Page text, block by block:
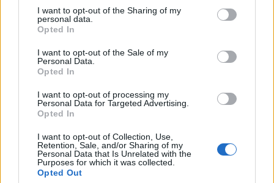
I want to opt-out of the Sharing of my
personal data.
Opted In
I want to opt-out of the Sale of my
Personal Data.
Opted In
I want to opt-out of processing my
Personal Data for Targeted Advertising.
Opted In
I want to opt-out of Collection, Use,
Retention, Sale, and/or Sharing of my
Personal Data that Is Unrelated with the
Purposes for which it was collected.
Opted Out
Carro em inglês:
A
R
O Campos que foi presidente do Brasil
A L E
S
R O
S
Canal de atendimento aos clientes das lojas